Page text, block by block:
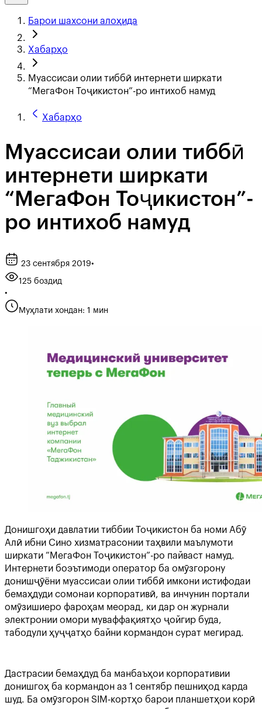
Барои шахсони алоҳида
Хабарҳо
Муассисаи олии тиббӣ интернети ширкати
“МегаФон Тоҷикистон”-ро интихоб намуд
Хабарҳо
Муассисаи олии тиббӣ
интернети ширкати
“МегаФон Тоҷикистон”-
ро интихоб намуд
23 сентября 2019•
125 боздид
•
Муҳлати хондан: 1 мин
Донишгоҳи давлатии тиббии Тоҷикистон ба номи Абӯ
Алӣ ибни Сино хизматрасонии таҳвили маълумоти
ширкати “МегаФон Тоҷикистон”-ро пайваст намуд.
Интернети боэътимоди оператор ба омӯзгорону
донишҷӯёни муассисаи олии тиббӣ имкони истифодаи
бемаҳдуди сомонаи корпоративӣ, ва инчунин портали
омӯзишиеро фароҳам меорад, ки дар он журнали
электронии омори муваффақиятҳо ҷойгир буда,
табодули ҳуҷҷатҳо байни кормандон сурат мегирад.
Дастрасии бемаҳдуд ба манбаъҳои корпоративии
донишгоҳ ба кормандон аз 1 сентябр пешниҳод карда
шуд. Ба омӯзгорон SIM-кортҳо барои планшетҳои корӣ